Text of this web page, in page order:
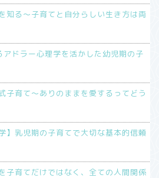
知る～子育てと自分らしい生き方は両
アドラー心理学を活かした幼児期の子
子育て～ありのままを愛するってどう
】乳児期の子育てで大切な基本的信頼
子育てだけではなく、全ての人間関係